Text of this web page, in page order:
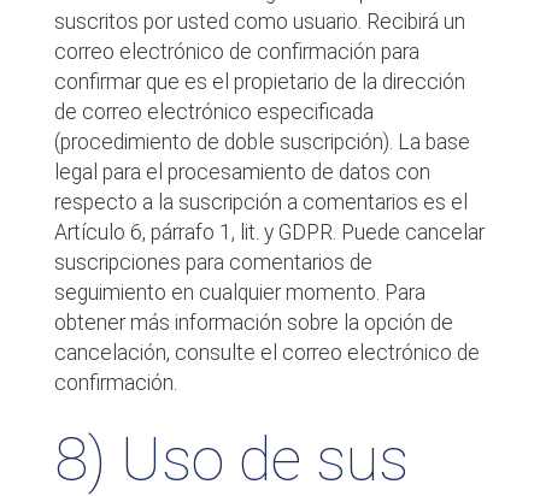
suscritos por usted como usuario. Recibirá un
correo electrónico de confirmación para
confirmar que es el propietario de la dirección
de correo electrónico especificada
(procedimiento de doble suscripción). La base
legal para el procesamiento de datos con
respecto a la suscripción a comentarios es el
Artículo 6, párrafo 1, lit. y GDPR. Puede cancelar
suscripciones para comentarios de
seguimiento en cualquier momento. Para
obtener más información sobre la opción de
cancelación, consulte el correo electrónico de
confirmación.
8) Uso de sus